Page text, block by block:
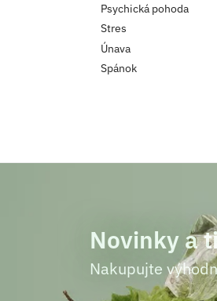
Psychická pohoda
Stres
Únava
Spánok
Novinky a
Nakupujte